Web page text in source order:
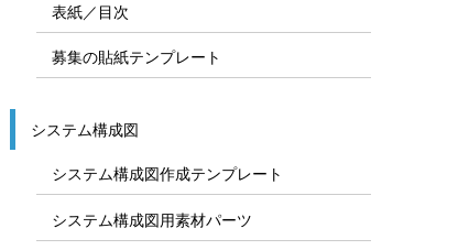
表紙／目次
募集の貼紙テンプレート
システム構成図
システム構成図作成テンプレート
システム構成図用素材パーツ